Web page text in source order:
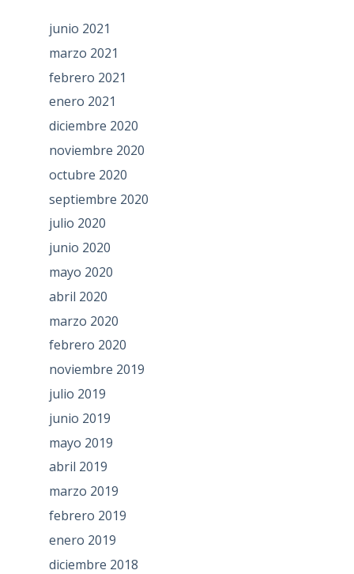
junio 2021
marzo 2021
febrero 2021
enero 2021
diciembre 2020
noviembre 2020
octubre 2020
septiembre 2020
julio 2020
junio 2020
mayo 2020
abril 2020
marzo 2020
febrero 2020
noviembre 2019
julio 2019
junio 2019
mayo 2019
abril 2019
marzo 2019
febrero 2019
enero 2019
diciembre 2018